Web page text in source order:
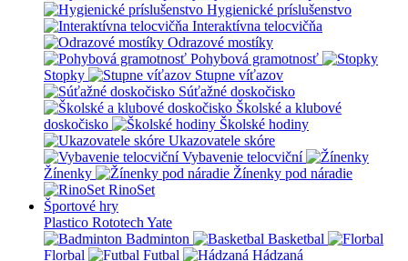
Hygienické príslušenstvo
Interaktívna telocvičňa
Odrazové mostíky
Pohybová gramotnosť
Stopky
Stupne víťazov
Súťažné doskočisko
Školské a klubové
doskočisko
Školské hodiny
Ukazovatele skóre
Vybavenie telocviční
Žínenky
Žínenky pod náradie
RinoSet
Športové hry
Plastico Rototech Yate
Badminton
Basketbal
Florbal
Futbal
Hádzaná